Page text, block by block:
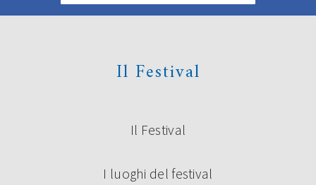
Il Festival
Il Festival
I luoghi del festival